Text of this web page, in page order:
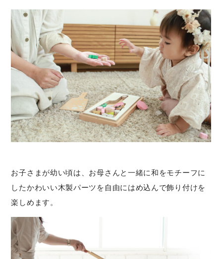
お⼦さまが幼い頃は、お⺟さんと⼀緒に和をモチーフに
したかわいい⽊製パーツを⾃由にはめ込んで飾り付けを
楽しめます。